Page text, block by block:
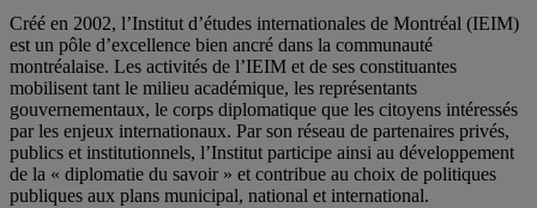
Créé en 2002, l’Institut d’études internationales de Montréal (IEIM)
est un pôle d’excellence bien ancré dans la communauté
montréalaise. Les activités de l’IEIM et de ses constituantes
mobilisent tant le milieu académique, les représentants
gouvernementaux, le corps diplomatique que les citoyens intéressés
par les enjeux internationaux. Par son réseau de partenaires privés,
publics et institutionnels, l’Institut participe ainsi au développement
de la « diplomatie du savoir » et contribue au choix de politiques
publiques aux plans municipal, national et international.